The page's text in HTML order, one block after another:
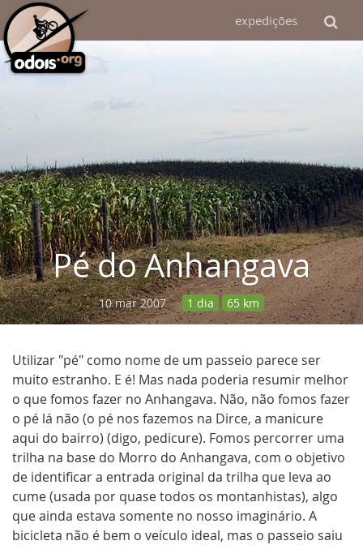
expedições
Pé do Anhangava
10 mar 2007 1 dia 65 km
Utilizar "pé" como nome de um passeio parece ser
muito estranho. E é! Mas nada poderia resumir melhor
o que fomos fazer no Anhangava. Não, não fomos fazer
o pé lá não (o pé nos fazemos na Dirce, a manicure
aqui do bairro) (digo, pedicure). Fomos percorrer uma
trilha na base do Morro do Anhangava, com o objetivo
de identificar a entrada original da trilha que leva ao
cume (usada por quase todos os montanhistas), algo
que ainda estava somente no nosso imaginário. A
bicicleta não é bem o veículo ideal, mas o passeio saiu